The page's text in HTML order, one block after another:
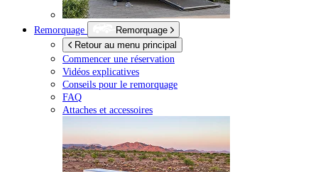
Remorquage
Remorquage
Retour au menu principal
Commencer une réservation
Vidéos explicatives
Conseils pour le remorquage
FAQ
Attaches et accessoires